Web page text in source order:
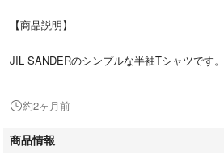
【商品説明】
JIL SANDERのシンプルな半袖Tシャツです。
す。上質なコットン素材を使用した、ジルサ
テムです。
約2ヶ月前
商品情報